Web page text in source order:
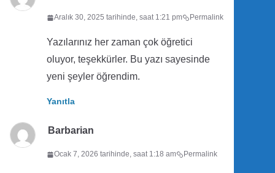
Aralık 30, 2025 tarihinde, saat 1:21 pm Permalink
Yazılarınız her zaman çok öğretici
oluyor, teşekkürler. Bu yazı sayesinde
yeni şeyler öğrendim.
Yanıtla
Barbarian
Ocak 7, 2026 tarihinde, saat 1:18 am Permalink